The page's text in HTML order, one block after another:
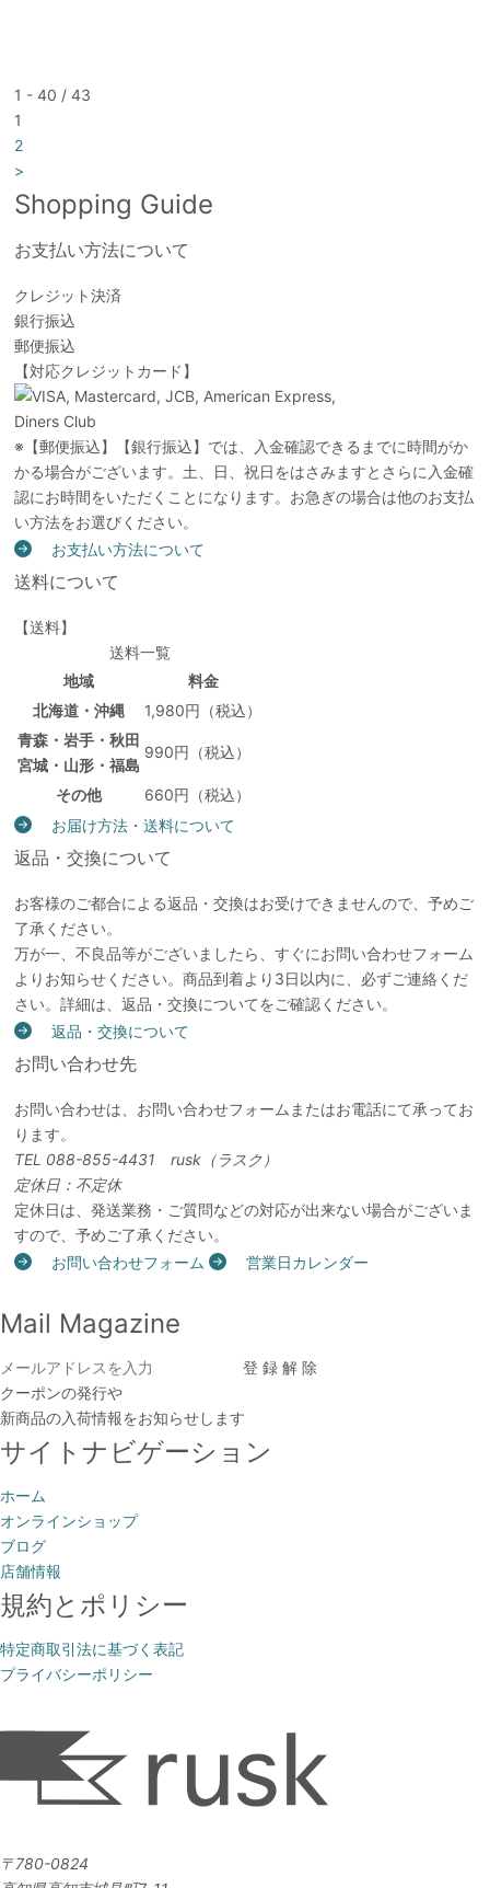
1 - 40 / 43
1
2
>
Shopping Guide
お支払い方法について
クレジット決済
銀行振込
郵便振込
【対応クレジットカード】
※【郵便振込】【銀行振込】では、入金確認できるまでに時間がか
かる場合がございます。土、日、祝日をはさみますとさらに入金確
認にお時間をいただくことになります。お急ぎの場合は他のお支払
い方法をお選びください。
お支払い方法について
送料について
【送料】
送料一覧
地域
料金
北海道・沖縄
1,980円（税込）
青森・岩手・秋田
宮城・山形・福島
990円（税込）
その他
660円（税込）
お届け方法・送料について
返品・交換について
お客様のご都合による返品・交換はお受けできませんので、予めご
了承ください。
万が一、不良品等がございましたら、すぐにお問い合わせフォーム
よりお知らせください。商品到着より3日以内に、必ずご連絡くだ
さい。詳細は、返品・交換についてをご確認ください。
返品・交換について
お問い合わせ先
お問い合わせは、お問い合わせフォームまたはお電話にて承ってお
ります。
TEL 088-855-4431 rusk（ラスク）
定休日：不定休
定休日は、発送業務・ご質問などの対応が出来ない場合がございま
すので、予めご了承ください。
お問い合わせフォーム
営業日カレンダー
Mail Magazine
クーポンの発行や
新商品の入荷情報をお知らせします
サイトナビゲーション
ホーム
オンラインショップ
ブログ
店舗情報
規約とポリシー
特定商取引法に基づく表記
プライバシーポリシー
〒780-0824